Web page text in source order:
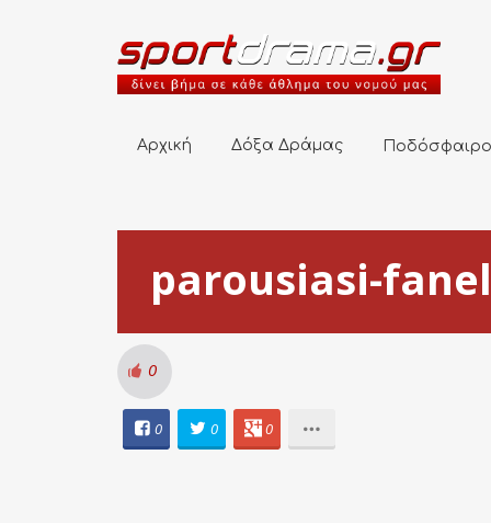
Αρχική Δόξα Δράμας Ποδόσφαιρο
parousiasi-
0
0 0 0